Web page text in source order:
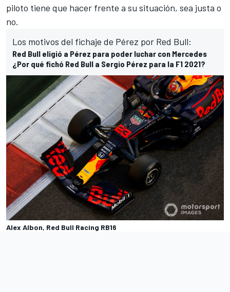
piloto tiene que hacer frente a su situación, sea justa o
no.
Los motivos del fichaje de Pérez por Red Bull:
Red Bull eligió a Pérez para poder luchar con Mercedes
¿Por qué fichó Red Bull a Sergio Pérez para la F1 2021?
Alex Albon, Red Bull Racing RB16